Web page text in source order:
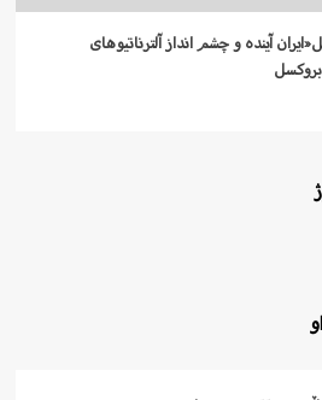
آیندە و چشم انداز آلترناتیوهای
بروکسل